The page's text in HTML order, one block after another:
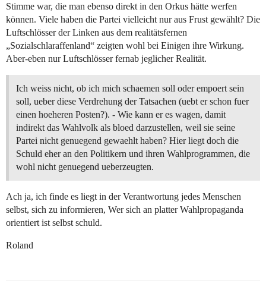
Stimme war, die man ebenso direkt in den Orkus hätte werfen
können. Viele haben die Partei vielleicht nur aus Frust gewählt? Die
Luftschlösser der Linken aus dem realitätsfernen
„Sozialschlaraffenland“ zeigten wohl bei Einigen ihre Wirkung.
Aber-eben nur Luftschlösser fernab jeglicher Realität.
Ich weiss nicht, ob ich mich schaemen soll oder empoert sein
soll, ueber diese Verdrehung der Tatsachen (uebt er schon fuer
einen hoeheren Posten?). - Wie kann er es wagen, damit
indirekt das Wahlvolk als bloed darzustellen, weil sie seine
Partei nicht genuegend gewaehlt haben? Hier liegt doch die
Schuld eher an den Politikern und ihren Wahlprogrammen, die
wohl nicht genuegend ueberzeugten.
Ach ja, ich finde es liegt in der Verantwortung jedes Menschen
selbst, sich zu informieren, Wer sich an platter Wahlpropaganda
orientiert ist selbst schuld.
Roland